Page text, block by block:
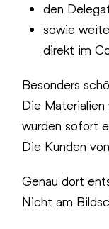
den
sowie
direkt im
Besonders
Die
wurden sofort
Die Kunden
Genau dort
Nicht am